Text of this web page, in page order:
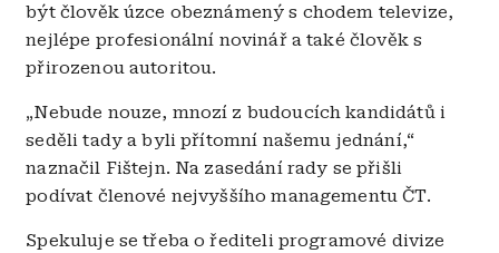
být člověk úzce obeznámený s chodem televize,
nejlépe profesionální novinář a také člověk s
přirozenou autoritou.
„Nebude nouze, mnozí z budoucích kandidátů i
seděli tady a byli přítomní našemu jednání,“
naznačil Fištejn. Na zasedání rady se přišli
podívat členové nejvyššího managementu ČT.
Spekuluje se třeba o řediteli programové divize